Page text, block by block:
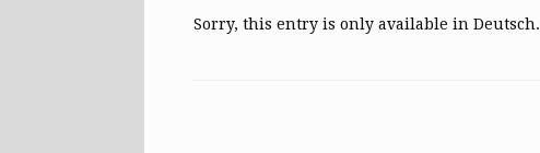
Sorry, this entry is only available in Deutsch.